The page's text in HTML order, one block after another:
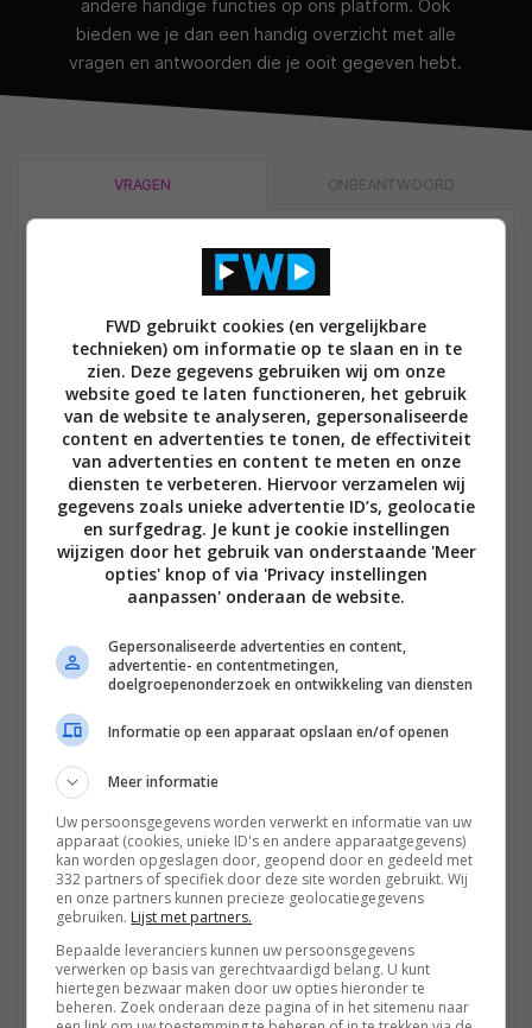
andere handige functies op ons platform. Ook
bieden we je dan een handig overzicht met alle
vragen en antwoorden die je ooit gegeven hebt.
VRAGEN ONBEANTWOORD
Alle categorieën
2
ANTWOORDEN
BRONNEN EN SPELERS
DOOR FRANS CALLEBAUT OM 10 OKTOBER 2021
Kan de Oppo bdp-105 gewone dvd’s
upscalen naar 4K?
1
BRONNEN EN SPELERS
DOOR FRANS CALLEBAUT OM 22 APRIL 2021
Panasonic ubc-90 blu-ray recorder
geschikt voor telenet (belgie) kaarten?
0
ANTWOORDEN
BRONNEN EN SPELERS
DOOR PEACOCK OM 07 JANUARI 2021
Ziggo next box bedienen met Philips
1
ANTWOORDEN
BRONNEN EN SPELERS
High clarity sound in panasonic
1
ANTWOORDEN
BRONNEN EN SPELERS
DOOR IRONMAN OM 04 JULI 2020
Upscaling naar 4k door tv of speler?
4
ANTWOORDEN
BRONNEN EN SPELERS
DOOR FRANS CALLEBAUT OM 02 JULI 2020
Wat is de beste blu-ray bd-re 25 gb?
FWD gebruikt cookies (en vergelijkbare
technieken) om informatie op te slaan en in te
zien. Deze gegevens gebruiken wij om onze
website goed te laten functioneren, het gebruik
van de website te analyseren, gepersonaliseerde
content en advertenties te tonen, de effectiviteit
van advertenties en content te meten en onze
diensten te verbeteren. Hiervoor verzamelen wij
gegevens zoals unieke advertentie ID’s, geolocatie
en surfgedrag. Je kunt je cookie instellingen
wijzigen door het gebruik van onderstaande 'Meer
opties' knop of via 'Privacy instellingen
aanpassen' onderaan de website.
Gepersonaliseerde advertenties en content,
advertentie- en contentmetingen,
doelgroepenonderzoek en ontwikkeling van diensten
Informatie op een apparaat opslaan en/of openen
Meer informatie
Uw persoonsgegevens worden verwerkt en informatie van uw
apparaat (cookies, unieke ID's en andere apparaatgegevens)
kan worden opgeslagen door, geopend door en gedeeld met
332 partners of specifiek door deze site worden gebruikt. Wij
en onze partners kunnen precieze geolocatiegegevens
gebruiken. Lijst met partners.
Bepaalde leveranciers kunnen uw persoonsgegevens
verwerken op basis van gerechtvaardigd belang. U kunt
hiertegen bezwaar maken door uw opties hieronder te
beheren. Zoek onderaan deze pagina of in het sitemenu naar